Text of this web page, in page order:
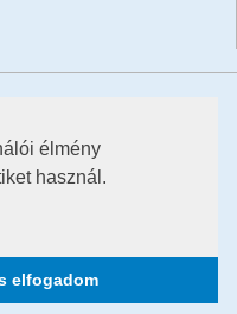
élmény
használ.
elfogadom
hivatalos
Salgói János és Kiss